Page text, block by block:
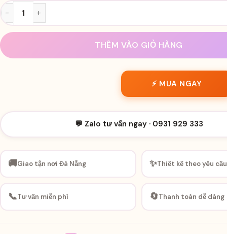
Happy Birthday Ánh Kim rỗng số lượng
THÊM VÀO GIỎ HÀNG
⚡ MUA NGAY
💬 Zalo tư vấn ngay · 0931 929 333
🚚Giao tận nơi Đà Nẵng ✨Thiết kế theo yêu cầu
📞Tư vấn miễn phí 🔄Thanh toán dễ dàng